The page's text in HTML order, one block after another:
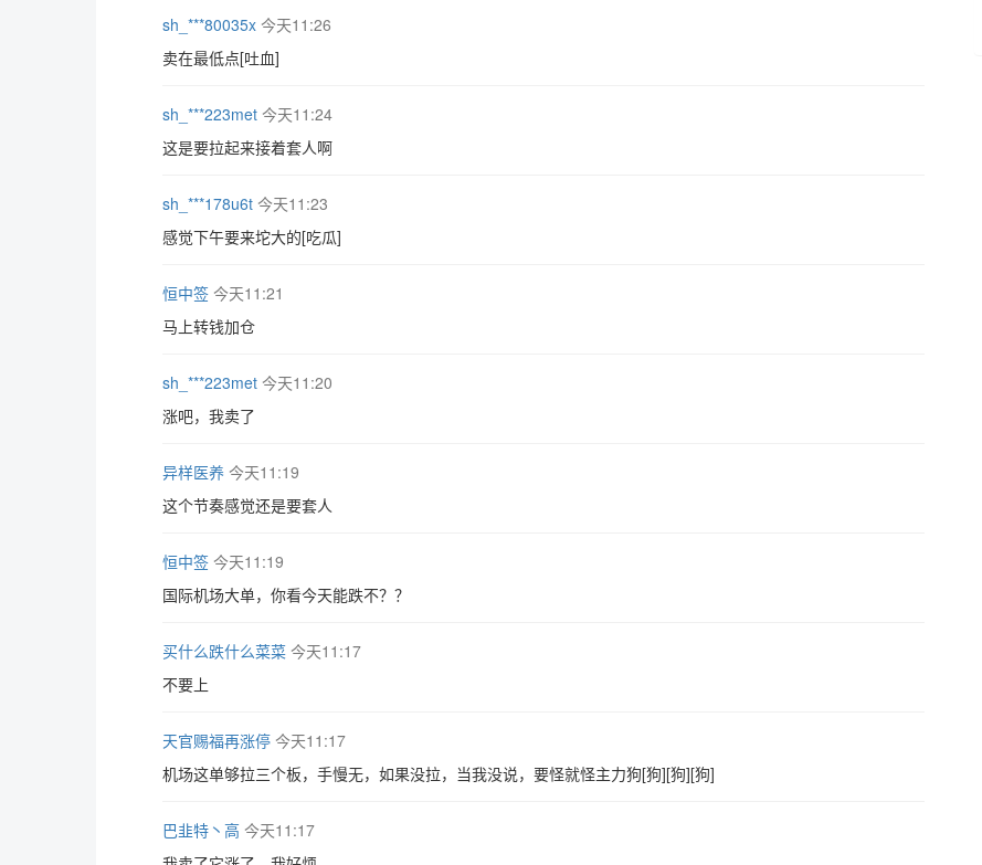
sh_***80035x 今天11:26
卖在最低点[吐血]
sh_***223met 今天11:24
这是要拉起来接着套人啊
sh_***178u6t 今天11:23
感觉下午要来坨大的[吃瓜]
恒中签 今天11:21
马上转钱加仓
sh_***223met 今天11:20
涨吧，我卖了
异样医养 今天11:19
这个节奏感觉还是要套人
恒中签 今天11:19
国际机场大单，你看今天能跌不？？
买什么跌什么菜菜 今天11:17
不要上
天官赐福再涨停 今天11:17
机场这单够拉三个板，手慢无，如果没拉，当我没说，要怪就怪主力狗[狗][狗][狗]
巴韭特丶高 今天11:17